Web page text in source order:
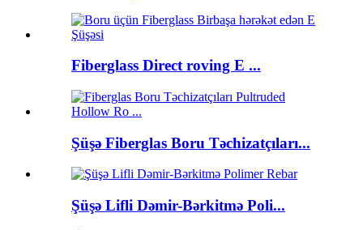
Fiberglass Direct roving E ...
Şüşə Fiberglas Boru Təchizatçıları...
Şüşə Lifli Dəmir-Bərkitmə Poli...